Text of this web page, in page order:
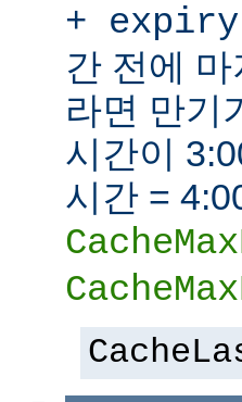
+
간 전에
라면 만기
시간이
시간 =